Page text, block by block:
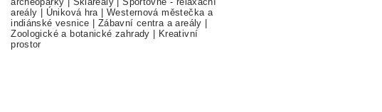
areály | Úniková hra |Westernová městečka a
indiánské vesnice | Zábavní centra a areály |
Zoologické a botanické zahrady | Kreativní
prostor